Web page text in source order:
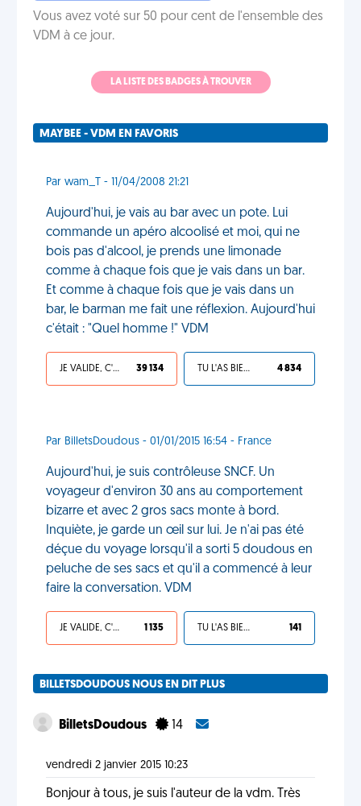
Vous avez voté sur 50 pour cent de l'ensemble des
VDM à ce jour.
LA LISTE DES BADGES À TROUVER
MAYBEE - VDM EN FAVORIS
Par wam_T - 11/04/2008 21:21
Aujourd'hui, je vais au bar avec un pote. Lui
commande un apéro alcoolisé et moi, qui ne
bois pas d'alcool, je prends une limonade
comme à chaque fois que je vais dans un bar.
Et comme à chaque fois que je vais dans un
bar, le barman me fait une réflexion. Aujourd'hui
c'était : "Quel homme !" VDM
JE VALIDE, C'EST UNE VDM 39 134 TU L'AS BIEN MÉRITÉ 4 834
Par BilletsDoudous - 01/01/2015 16:54 - France
Aujourd'hui, je suis contrôleuse SNCF. Un
voyageur d'environ 30 ans au comportement
bizarre et avec 2 gros sacs monte à bord.
Inquiète, je garde un œil sur lui. Je n'ai pas été
déçue du voyage lorsqu'il a sorti 5 doudous en
peluche de ses sacs et qu'il a commencé à leur
faire la conversation. VDM
JE VALIDE, C'EST UNE VDM 1 135 TU L'AS BIEN MÉRITÉ 141
BILLETSDOUDOUS NOUS EN DIT PLUS
BilletsDoudous 14
vendredi 2 janvier 2015 10:23
Bonjour à tous, je suis l'auteur de la vdm. Très